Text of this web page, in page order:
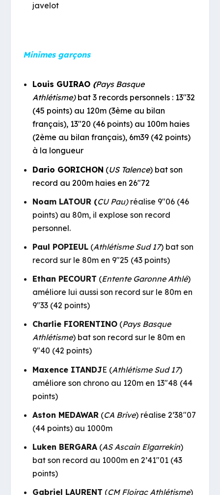
javelot
Minimes garçons
Louis GUIRAO (Pays Basque
Athlétisme) bat 3 records personnels : 13″32
(45 points) au 120m (3ème au bilan
français), 13″20 (46 points) au 100m haies
(2ème au bilan français), 6m39 (42 points)
à la longueur
Dario GORICHON (US Talence) bat son
record au 200m haies en 26″72
Noam LATOUR (CU Pau)réalise 9″06 (46
points) au 80m, il explose son record
personnel.
Paul POPIEUL(Athlétisme Sud 17) bat son
record sur le 80m en 9″25 (43 points)
Ethan PECOURT (Entente Garonne Athlé)
améliore lui aussi son record sur le 80m en
9″33 (42 points)
Charlie FIORENTINO(Pays Basque
Athlétisme) bat son record sur le 80m en
9″40 (42 points)
Maxence ITANDJE (Athlétisme Sud 17)
améliore son chrono au 120m en 13″48 (44
points)
Aston MEDAWAR (CA Brive) réalise 2’38″07
(44 points) au 1000m
Luken BERGARA(AS Ascain Elgarrekin)
bat son record au 1000m en 2’41″01 (43
points)
Gabriel LAURENT (CM Floirac Athlétisme)